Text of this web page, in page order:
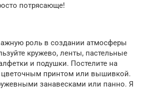
потрясающе!
роль в создании атмосферы
кружево, ленты, пастельные
и подушки. Постелите на
цветочным принтом или вышивкой.
занавесками или панно. Я